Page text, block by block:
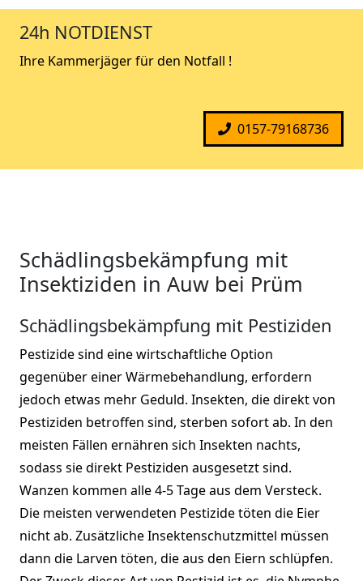
24h NOTDIENST
Ihre Kammerjäger für den Notfall !
0157-79168736
Schädlingsbekämpfung mit
Insektiziden in Auw bei Prüm
Schädlingsbekämpfung mit Pestiziden
Pestizide sind eine wirtschaftliche Option
gegenüber einer Wärmebehandlung, erfordern
jedoch etwas mehr Geduld. Insekten, die direkt von
Pestiziden betroffen sind, sterben sofort ab. In den
meisten Fällen ernähren sich Insekten nachts,
sodass sie direkt Pestiziden ausgesetzt sind.
Wanzen kommen alle 4-5 Tage aus dem Versteck.
Die meisten verwendeten Pestizide töten die Eier
nicht ab. Zusätzliche Insektenschutzmittel müssen
dann die Larven töten, die aus den Eiern schlüpfen.